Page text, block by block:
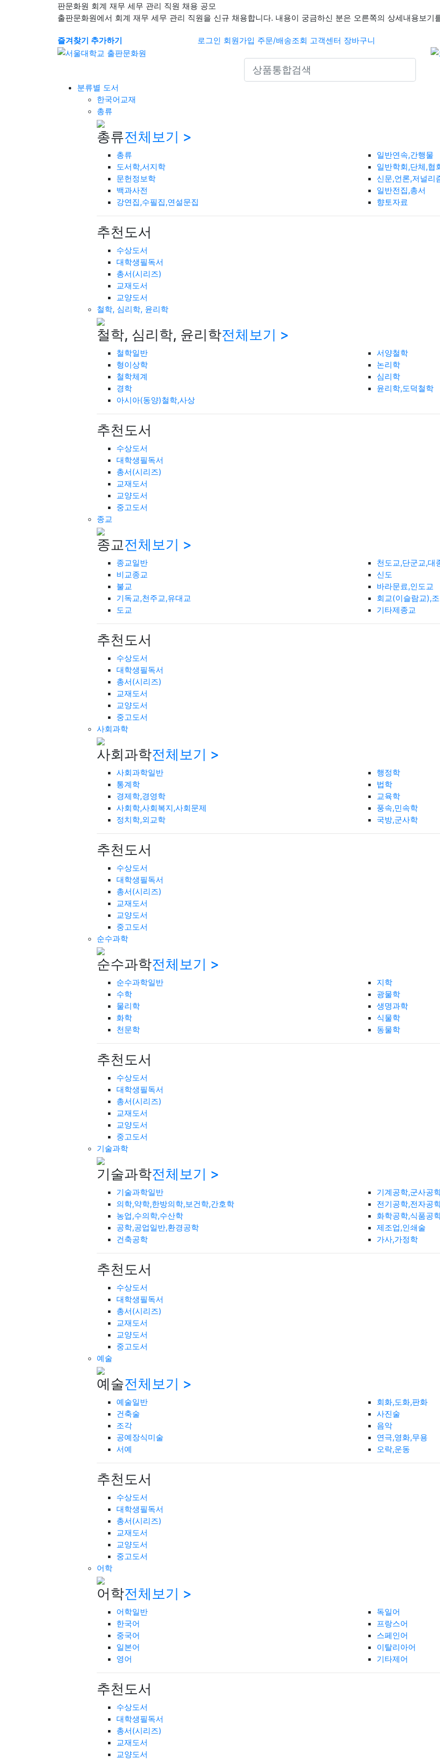
판문화원 회계 재무 세무 관리 직원 채용 공모
출판문화원에서 회계 재무 세무 관리 직원을 신규 채용합니다. 내용이 궁금하신 분은 오른쪽의 상세내용보기
즐겨찾기 추가하기 로그인 회원가입 주문/배송조회 고객센터 장바구니
Search icons
분류별 도서
한국어교재
총류
총류전체보기 >
총류
도서학,서지학
문헌정보학
백과사전
강연집,수필집,연설문집
일반연속,간행물
일반학회,단체,협
신문,언론,저널리
일반전집,총서
향토자료
추천도서
수상도서
대학생필독서
총서(시리즈)
교재도서
교양도서
철학, 심리학, 윤리학
철학, 심리학, 윤리학전체보기 >
철학일반
형이상학
철학체계
경학
아시아(동양)철학,사상
서양철학
논리학
심리학
윤리학,도덕철학
추천도서
수상도서
대학생필독서
총서(시리즈)
교재도서
교양도서
중고도서
종교
종교전체보기 >
종교일반
비교종교
불교
기독교,천주교,유대교
도교
천도교,단군교,대
신도
바라문료,인도교
회교(이슬람교),
기타제종교
추천도서
수상도서
대학생필독서
총서(시리즈)
교재도서
교양도서
중고도서
사회과학
사회과학전체보기 >
사회과학일반
통계학
경제학,경영학
사회학,사회복지,사회문제
정치학,외교학
행정학
법학
교육학
풍속,민속학
국방,군사학
추천도서
수상도서
대학생필독서
총서(시리즈)
교재도서
교양도서
중고도서
순수과학
순수과학전체보기 >
순수과학일반
수학
물리학
화학
천문학
지학
광물학
생명과학
식물학
동물학
추천도서
수상도서
대학생필독서
총서(시리즈)
교재도서
교양도서
중고도서
기술과학
기술과학전체보기 >
기술과학일반
의학,약학,한방의학,보건학,간호학
농업,수의학,수산학
공학,공업일반,환경공학
건축공학
기계공학,군사공
전기공학,전자공
화학공학,식품공
제조업,인쇄술
가사,가정학
추천도서
수상도서
대학생필독서
총서(시리즈)
교재도서
교양도서
중고도서
예술
예술전체보기 >
예술일반
건축술
조각
공예장식미술
서예
회화,도화,판화
사진술
음악
연극,영화,무용
오락,운동
추천도서
수상도서
대학생필독서
총서(시리즈)
교재도서
교양도서
중고도서
어학
어학전체보기 >
어학일반
한국어
중국어
일본어
영어
독일어
프랑스어
스페인어
이탈리아어
기타제어
추천도서
수상도서
대학생필독서
총서(시리즈)
교재도서
교양도서